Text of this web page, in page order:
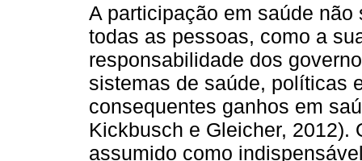
A participação em saúde
todas as pessoas, como a
responsabilidade dos
sistemas de saúde, políticas
consequentes ganhos em
Kickbusch e Gleicher, 2012).
assumido como